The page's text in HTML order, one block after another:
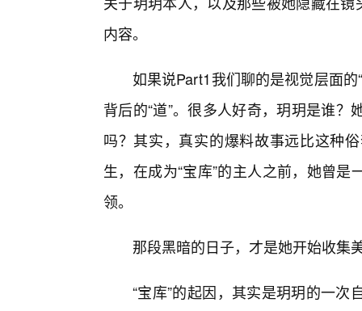
内容。
如果说Part1我们聊的是视觉层面的
背后的“道”。很多人好奇，玥玥是谁
吗？其实，真实的爆料故事远比这种
生，在成为“宝库”的主人之前，她曾
领。
那段黑暗的日子，才是她开始收集
“宝库”的起因，其实是玥玥的一